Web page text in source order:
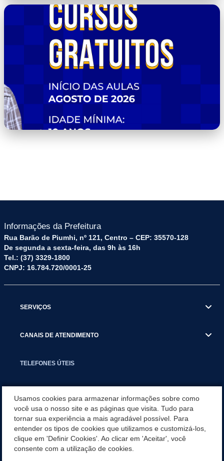
Informações da Prefeitura
Rua Barão de Piumhi, nº 121, Centro – CEP: 35570-128
De segunda a sexta-feira, das 9h às 16h
Tel.: (37) 3329-1800
CNPJ: 16.784.720/0001-25
SERVIÇOS
CANAIS DE ATENDIMENTO
TELEFONES ÚTEIS
NOTÍCIAS
APLICATIVO
Usamos cookies para armazenar informações sobre como
você usa o nosso site e as páginas que visita. Tudo para
tornar sua experiência a mais agradável possível. Para
entender os tipos de cookies que utilizamos e customizá-los,
clique em 'Definir Cookies'. Ao clicar em 'Aceitar', você
consente com a utilização de cookies.